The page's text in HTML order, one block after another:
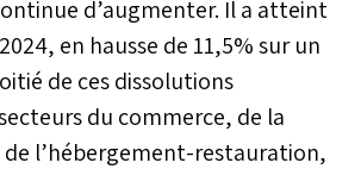
d’augmenter. Il a atteint
en hausse de 11,5% sur un
de ces dissolutions
du commerce, de la
l’hébergement-restauration,